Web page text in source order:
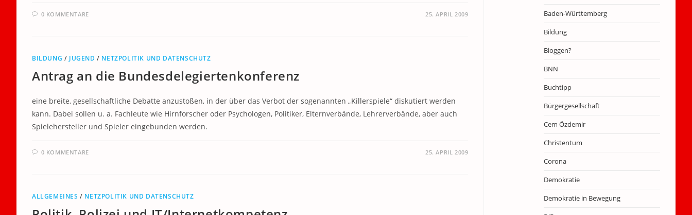
0 KOMMENTARE 25. APRIL 2009
BILDUNG / JUGEND / NETZPOLITIK UND DATENSCHUTZ
Antrag an die Bundesdelegiertenkonferenz
eine breite, gesellschaftliche Debatte anzustoßen, in der über das Verbot der sogenannten „Killerspiele“ diskutiert werden
kann. Dabei sollen u. a. Fachleute wie Hirnforscher oder Psychologen, Politiker, Elternverbände, Lehrerverbände, aber auch
Spielehersteller und Spieler eingebunden werden.
0 KOMMENTARE 25. APRIL 2009
ALLGEMEINES / NETZPOLITIK UND DATENSCHUTZ
Baden-Württemberg
Bildung
Bloggen?
BNN
Buchtipp
Bürgergesellschaft
Cem Özdemir
Christentum
Corona
Demokratie
Demokratie in Bewegung